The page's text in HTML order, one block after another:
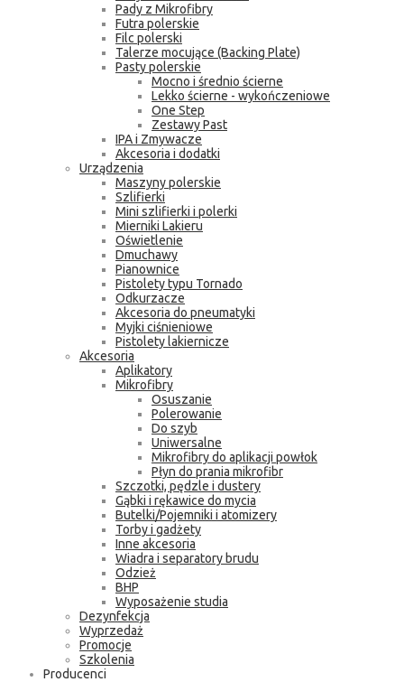
Pady z Mikrofibry
Futra polerskie
Filc polerski
Talerze mocujące (Backing Plate)
Pasty polerskie
Mocno i średnio ścierne
Lekko ścierne - wykończeniowe
One Step
Zestawy Past
IPA i Zmywacze
Akcesoria i dodatki
Urządzenia
Maszyny polerskie
Szlifierki
Mini szlifierki i polerki
Mierniki Lakieru
Oświetlenie
Dmuchawy
Pianownice
Pistolety typu Tornado
Odkurzacze
Akcesoria do pneumatyki
Myjki ciśnieniowe
Pistolety lakiernicze
Akcesoria
Aplikatory
Mikrofibry
Osuszanie
Polerowanie
Do szyb
Uniwersalne
Mikrofibry do aplikacji powłok
Płyn do prania mikrofibr
Szczotki, pędzle i dustery
Gąbki i rękawice do mycia
Butelki/Pojemniki i atomizery
Torby i gadżety
Inne akcesoria
Wiadra i separatory brudu
Odzież
BHP
Wyposażenie studia
Dezynfekcja
Wyprzedaż
Promocje
Szkolenia
Producenci